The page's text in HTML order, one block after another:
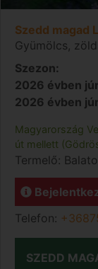
Szedd magad
Gyümölcs,
Szezon:
2026 évben
2026 évben
Magyarország
út mellett
Termelő:
Telefon:
SZEDD